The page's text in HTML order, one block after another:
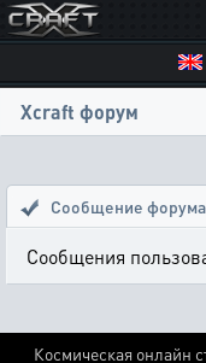
Xcraft форум
Сообщение форума
Сообщения
Космическая онлайн